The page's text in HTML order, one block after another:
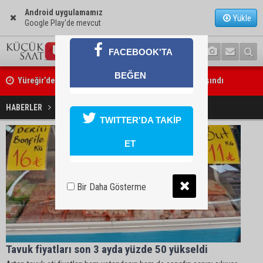
Android uygulamamız
Google Play'de mevcut
Yükle
Yüreğir’de başkan vekilliği seçimi yeniden yargıya taşındı
HABERLER Tavuk fiyatları Haberleri
Tavuk fiyatları son 3 ayda yüzde 50 yükseldi
FACEBOOK'TA
BEĞEN
TWITTER'DA TAKİP
ET
Bir Daha Gösterme